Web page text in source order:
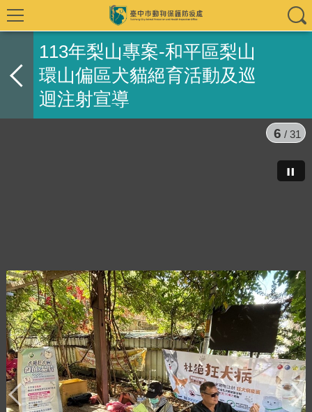
113年梨山專案-和平區梨山
環山偏區犬貓絕育活動及巡
迴注射宣導
6 / 31